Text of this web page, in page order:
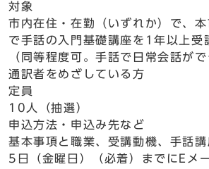
対象
市内在住・在勤（いずれか）で、
で手話の入門基礎講座を1年以上受
（同等程度可。手話で日常会話が
通訳者をめざしている方
定員
10人（抽選）
申込方法・申込み先など
基本事項と職業、受講動機、手話
5日（金曜日）（必着）までにEメ